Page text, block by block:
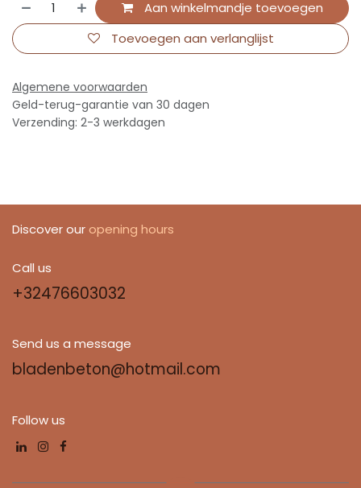
Aan winkelmandje toevoegen
Toevoegen aan verlanglijst
Algemene voorwaarden
Geld-terug-garantie van 30 dagen
Verzending: 2-3 werkdagen
Discover our opening hours
Call us
+32476603032
Send us a message
bladenbeton@hotmail.com
Follow us